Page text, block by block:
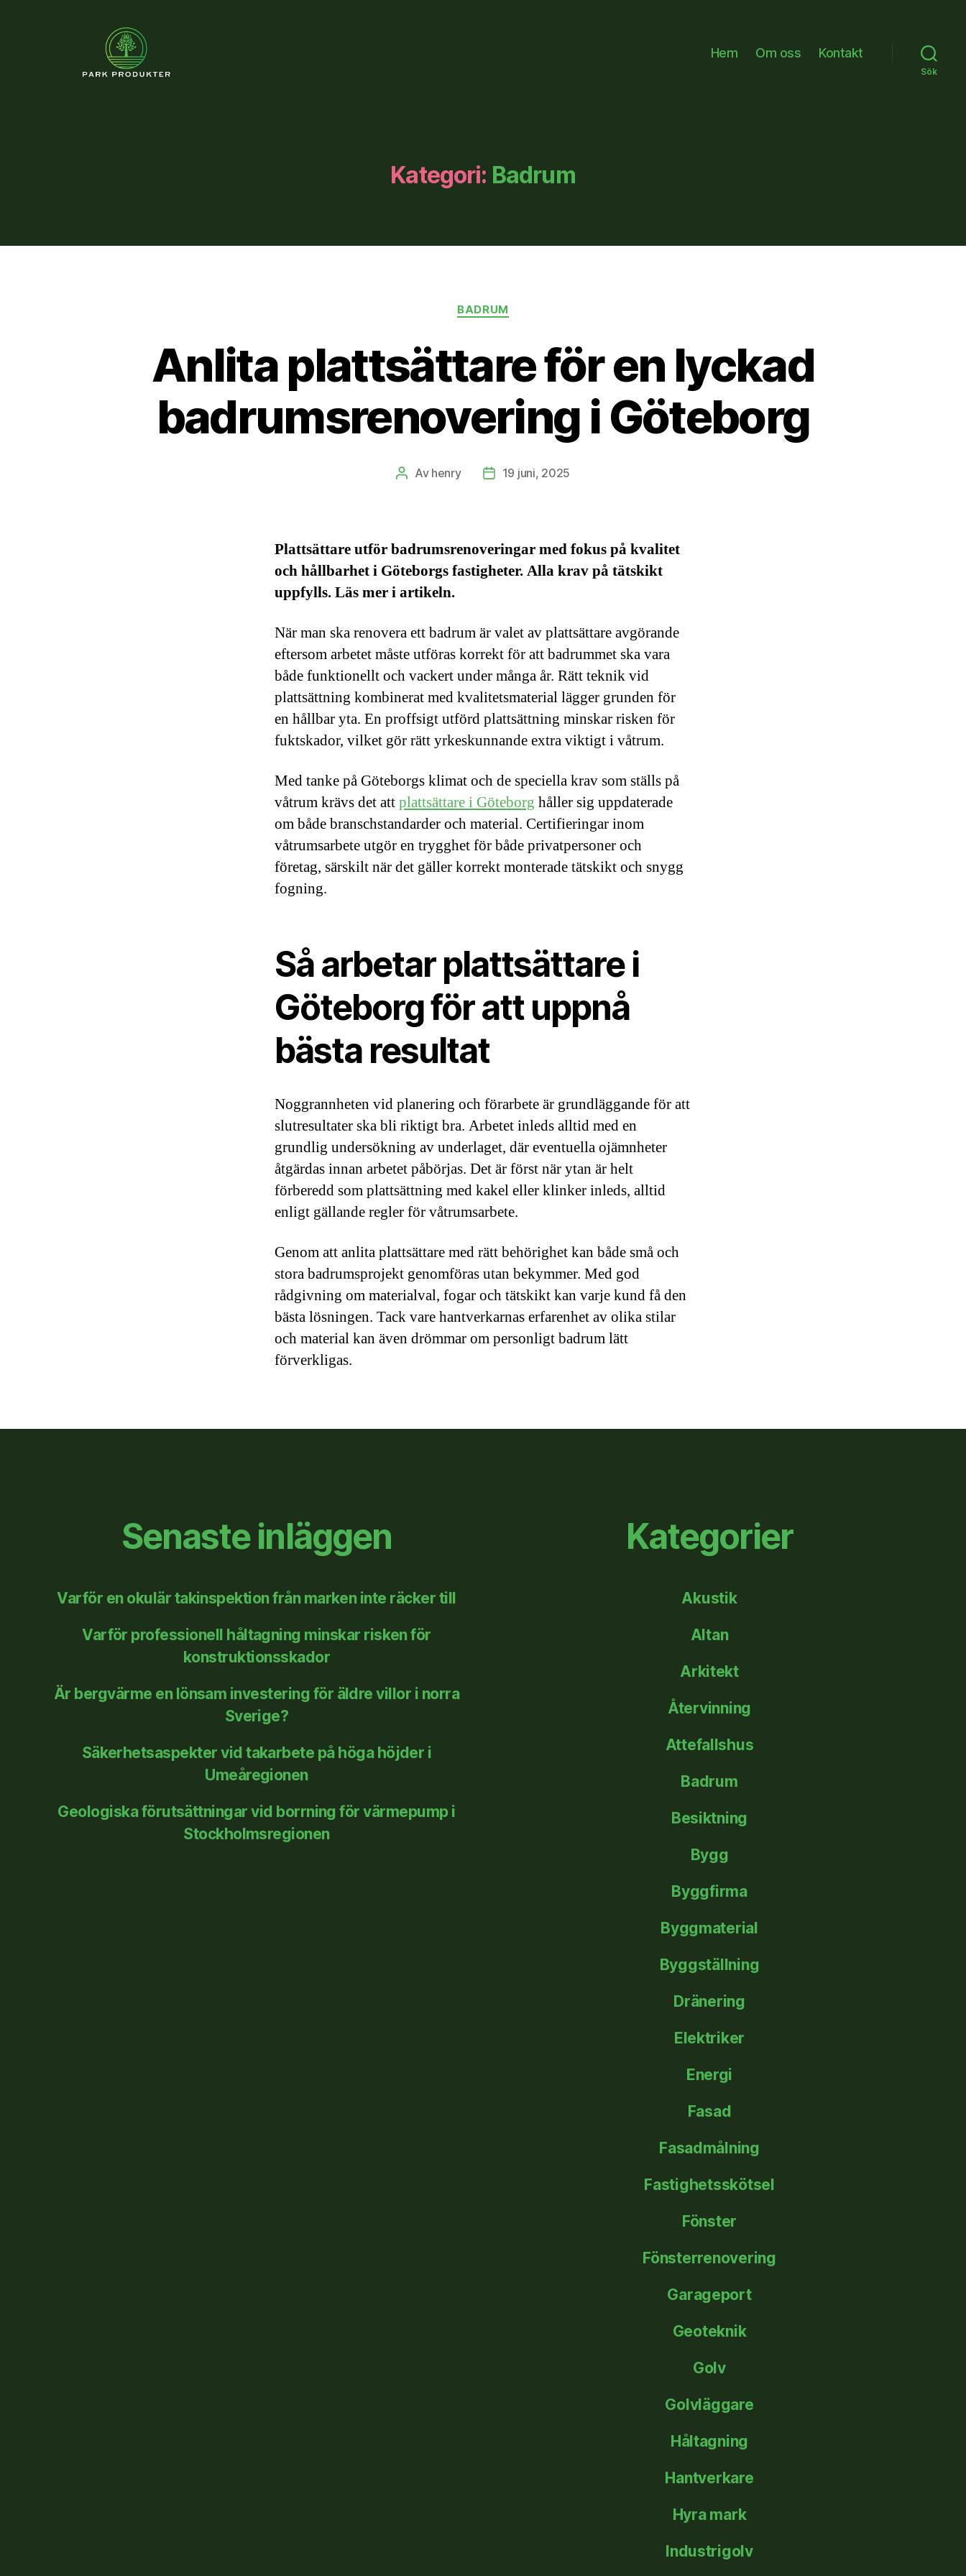
Hem Om oss Kontakt
Sök
Kategori: Badrum
Kategorier
BADRUM
Anlita plattsättare för en lyckad
badrumsrenovering i Göteborg
Inläggsförfattare
Av henry Inläggsdatum
19 juni, 2025
Plattsättare utför badrumsrenoveringar med fokus på kvalitet
och hållbarhet i Göteborgs fastigheter. Alla krav på tätskikt
uppfylls. Läs mer i artikeln.
När man ska renovera ett badrum är valet av plattsättare avgörande
eftersom arbetet måste utföras korrekt för att badrummet ska vara
både funktionellt och vackert under många år. Rätt teknik vid
plattsättning kombinerat med kvalitetsmaterial lägger grunden för
en hållbar yta. En proffsigt utförd plattsättning minskar risken för
fuktskador, vilket gör rätt yrkeskunnande extra viktigt i våtrum.
Med tanke på Göteborgs klimat och de speciella krav som ställs på
våtrum krävs det attplattsättare i Göteborg håller sig uppdaterade
om både branschstandarder och material. Certifieringar inom
våtrumsarbete utgör en trygghet för både privatpersoner och
företag, särskilt när det gäller korrekt monterade tätskikt och snygg
fogning.
Så arbetar plattsättare i
Göteborg för att uppnå
bästa resultat
Noggrannheten vid planering och förarbete är grundläggande för att
slutresultater ska bli riktigt bra. Arbetet inleds alltid med en
grundlig undersökning av underlaget, där eventuella ojämnheter
åtgärdas innan arbetet påbörjas. Det är först när ytan är helt
förberedd som plattsättning med kakel eller klinker inleds, alltid
enligt gällande regler för våtrumsarbete.
Genom att anlita plattsättare med rätt behörighet kan både små och
stora badrumsprojekt genomföras utan bekymmer. Med god
rådgivning om materialval, fogar och tätskikt kan varje kund få den
bästa lösningen. Tack vare hantverkarnas erfarenhet av olika stilar
och material kan även drömmar om personligt badrum lätt
förverkligas.
Senaste inläggen
Varför en okulär takinspektion från marken inte räcker till
Varför professionell håltagning minskar risken för
konstruktionsskador
Är bergvärme en lönsam investering för äldre villor i norra
Sverige?
Säkerhetsaspekter vid takarbete på höga höjder i
Umeåregionen
Geologiska förutsättningar vid borrning för värmepump i
Stockholmsregionen
Kategorier
Akustik
Altan
Arkitekt
Återvinning
Attefallshus
Badrum
Besiktning
Bygg
Byggfirma
Byggmaterial
Byggställning
Dränering
Elektriker
Energi
Fasad
Fasadmålning
Fastighetsskötsel
Fönster
Fönsterrenovering
Garageport
Geoteknik
Golv
Golvläggare
Håltagning
Hantverkare
Hyra mark
Industrigolv